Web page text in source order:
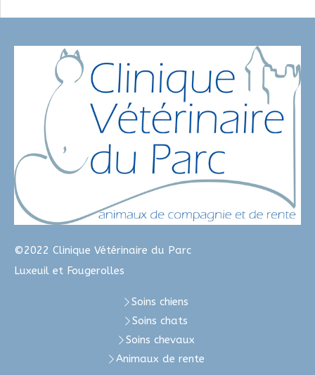
©2022 Clinique Vétérinaire du Parc
Luxeuil et Fougerolles
Soins chiens
Soins chats
Soins chevaux
Animaux de rente